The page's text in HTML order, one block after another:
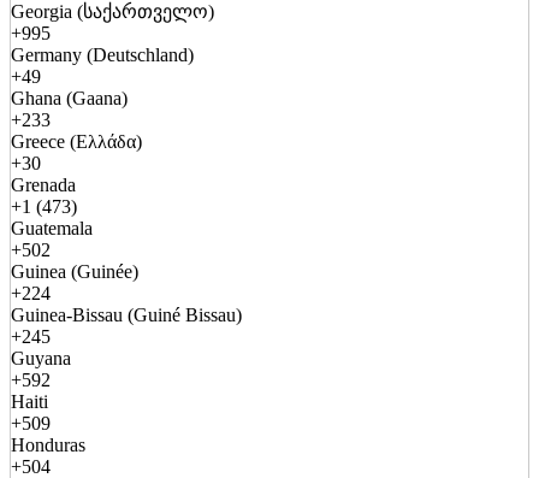
Georgia (საქართველო)
+995
Germany (Deutschland)
+49
Ghana (Gaana)
+233
Greece (Ελλάδα)
+30
Grenada
+1 (473)
Guatemala
+502
Guinea (Guinée)
+224
Guinea-Bissau (Guiné Bissau)
+245
Guyana
+592
Haiti
+509
Honduras
+504